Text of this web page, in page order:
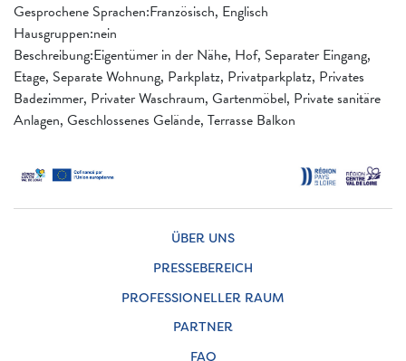
Gesprochene Sprachen:Französisch, Englisch
Hausgruppen:nein
Beschreibung:Eigentümer in der Nähe, Hof, Separater Eingang,
Etage, Separate Wohnung, Parkplatz, Privatparkplatz, Privates
Badezimmer, Privater Waschraum, Gartenmöbel, Private sanitäre
Anlagen, Geschlossenes Gelände, Terrasse Balkon
ÜBER UNS
PRESSEBEREICH
PROFESSIONELLER RAUM
PARTNER
FAQ